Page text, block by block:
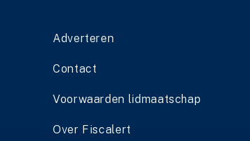
Adverteren
Contact
Voorwaarden lidmaatschap
Over Fiscalert